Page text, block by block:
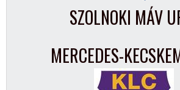
SZOLNOKI MÁV
MERCEDES-